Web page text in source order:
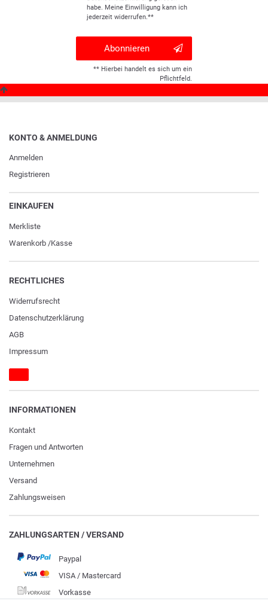
habe. Meine Einwilligung kann ich
jederzeit widerrufen.**
Abonnieren
** Hierbei handelt es sich um ein
Pflichtfeld.
KONTO & ANMELDUNG
Anmelden
Registrieren
EINKAUFEN
Merkliste
Warenkorb /Kasse
RECHTLICHES
Widerrufs­recht
Daten­schutz­erklärung
AGB
Impressum
INFORMATIONEN
Kontakt
Fragen und Antworten
Unternehmen
Versand
Zahlungsweisen
ZAHLUNGSARTEN / VERSAND
Paypal
VISA / Mastercard
Vorkasse